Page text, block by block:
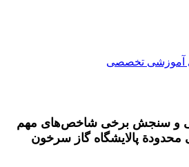
آموزشی تخصصی
و سنجش برخی شاخص‌های مهم
محدودة پالایشگاه گاز سرخون